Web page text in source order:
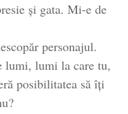
și gata. Mi-e de
personajul.
lumi, lumi la care tu,
posibilitatea să îți